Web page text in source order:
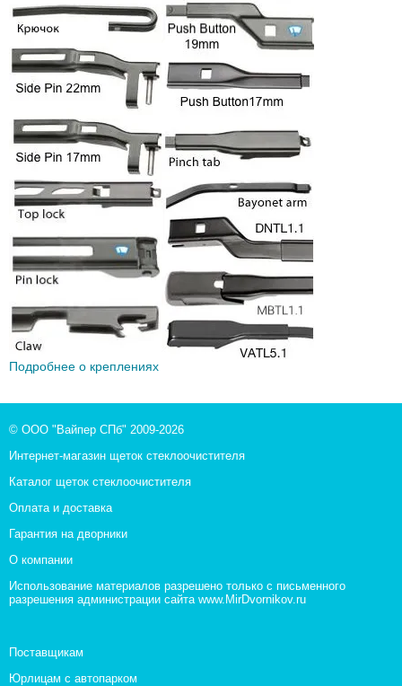
Подробнее о креплениях
© ООО "Вайпер СПб" 2009-2026
Интернет-магазин щеток стеклоочистителя
Каталог щеток стеклоочистителя
Оплата и доставка
Гарантия на дворники
О компании
Использование материалов разрешено только с письменного
разрешения администрации сайта www.MirDvornikov.ru
Поставщикам
Юрлицам с автопарком